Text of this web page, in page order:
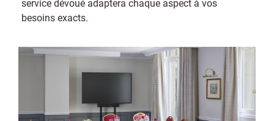
besoins exacts.